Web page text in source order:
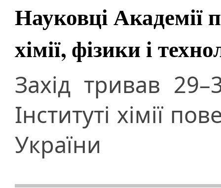
Науковці Академії
хімії, фізики і
Захід тривав
Інституті хімії
України